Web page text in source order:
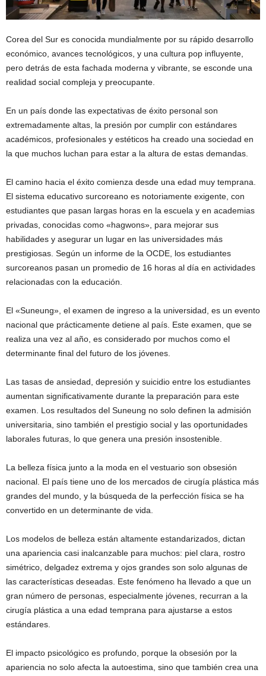
Corea del Sur es conocida mundialmente por su rápido desarrollo
económico, avances tecnológicos, y una cultura pop influyente,
pero detrás de esta fachada moderna y vibrante, se esconde una
realidad social compleja y preocupante.
En un país donde las expectativas de éxito personal son
extremadamente altas, la presión por cumplir con estándares
académicos, profesionales y estéticos ha creado una sociedad en
la que muchos luchan para estar a la altura de estas demandas.
El camino hacia el éxito comienza desde una edad muy temprana.
El sistema educativo surcoreano es notoriamente exigente, con
estudiantes que pasan largas horas en la escuela y en academias
privadas, conocidas como «hagwons», para mejorar sus
habilidades y asegurar un lugar en las universidades más
prestigiosas. Según un informe de la OCDE, los estudiantes
surcoreanos pasan un promedio de 16 horas al día en actividades
relacionadas con la educación.
El «Suneung», el examen de ingreso a la universidad, es un evento
nacional que prácticamente detiene al país. Este examen, que se
realiza una vez al año, es considerado por muchos como el
determinante final del futuro de los jóvenes.
Las tasas de ansiedad, depresión y suicidio entre los estudiantes
aumentan significativamente durante la preparación para este
examen. Los resultados del Suneung no solo definen la admisión
universitaria, sino también el prestigio social y las oportunidades
laborales futuras, lo que genera una presión insostenible.
La belleza física junto a la moda en el vestuario son obsesión
nacional. El país tiene uno de los mercados de cirugía plástica más
grandes del mundo, y la búsqueda de la perfección física se ha
convertido en un determinante de vida.
Los modelos de belleza están altamente estandarizados, dictan
una apariencia casi inalcanzable para muchos: piel clara, rostro
simétrico, delgadez extrema y ojos grandes son solo algunas de
las características deseadas. Este fenómeno ha llevado a que un
gran número de personas, especialmente jóvenes, recurran a la
cirugía plástica a una edad temprana para ajustarse a estos
estándares.
El impacto psicológico es profundo, porque la obsesión por la
apariencia no solo afecta la autoestima, sino que también crea una